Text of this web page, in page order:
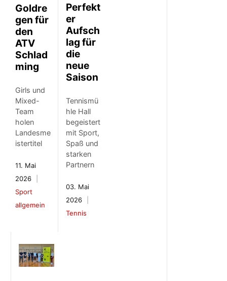
Goldre
gen für
den
ATV
Schlad
ming
Girls und
Mixed-
Team
holen
Landesme
istertitel
11. Mai
2026
Sport
allgemein
Perfekt
er
Aufsch
lag für
die
neue
Saison
Tennismü
hle Hall
begeistert
mit Sport,
Spaß und
starken
Partnern
03. Mai
2026
Tennis